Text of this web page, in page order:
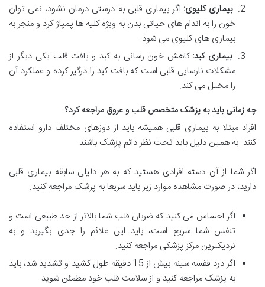
بیماری کلیوی: اگر بیماری قلبی به درستی درمان نشود، نمی توان
خون را به اندام های حیاتی بدن به ویژه کلیه ها پمپاژ کرد و منجر به
بیماری های کلیوی می شود.
بیماری کبد:کاهش خون رسانی به کبد و بافت قلب یکی دیگر از
مشکلات نارسایی قلبی است که بافت کبد را درگیر کرده و عملکرد آن
را مختل می کند.
چه زمانی باید به پزشک متخصص قلب و عروق مراجعه کرد؟
افراد مبتلا به بیماری قلبی همیشه باید از دوزهای مختلف دارو استفاده
کنند. به همین دلیل باید تحت نظر دائم پزشک باشند.
اگر شما از آن دسته افرادی هستید که به هر دلیلی سابقه بیماری قلبی
دارید، در صورت مشاهده موارد زیر باید سریعا به پزشک مراجعه کنید.
اگر احساس می کنید که ضربان قلب شما بالاتر از حد طبیعی است و
تنفس شما سریع است، باید این علائم را جدی بگیرید و به
نزدیکترین مرکز پزشکی مراجعه کنید.
اگر درد قفسه سینه بیش از 15 دقیقه طول کشید و تشدید شد، باید
به پزشک مراجعه کنید و از سلامت قلب خود مطمئن شوید.